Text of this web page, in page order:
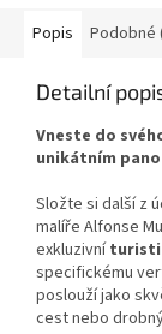
Popis Podobné
Detailní
Vneste do
unikátním
Složte si další z
malíře Alfonse
exkluzivní
specifickému
poslouží jako
cest nebo